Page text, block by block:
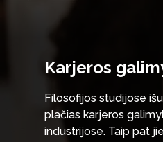
Karjeros
Filosofijos studijose
plačias karjeros
industrijose. Taip pat